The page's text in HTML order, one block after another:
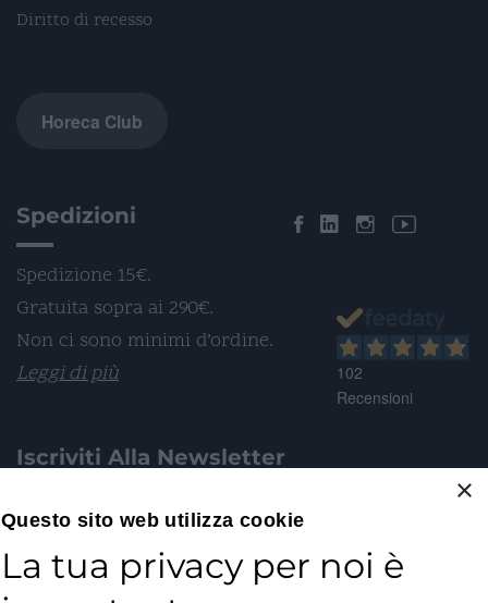
Diritto di recesso
Horeca Club
Spedizioni
Spedizione 15€.
Gratuita sopra ai 290€.
Non ci sono minimi d’ordine.
Leggi di più
Iscriviti Alla Newsletter
Email*
102
Recensioni
×
Questo sito web utilizza cookie
La tua privacy per noi è